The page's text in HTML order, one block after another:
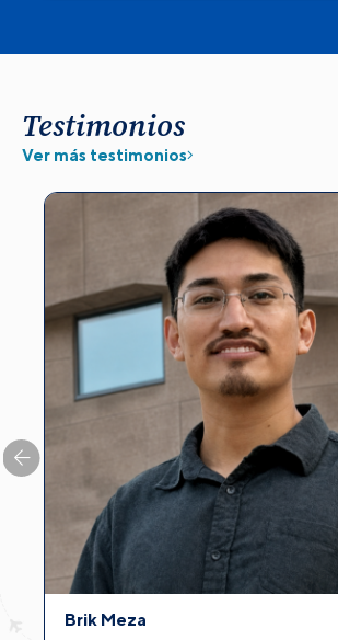
Testimonios
Ver más testimonios
Brik Meza